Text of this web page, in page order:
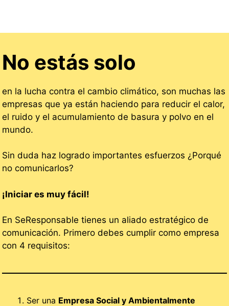
No estás solo
en la lucha contra el cambio climático, son muchas las
empresas que ya están haciendo para reducir el calor,
el ruido y el acumulamiento de basura y polvo en el
mundo.
Sin duda haz logrado importantes esfuerzos ¿Porqué
no comunicarlos?
¡Iniciar es muy fácil!
En SeResponsable tienes un aliado estratégico de
comunicación. Primero debes cumplir como empresa
con 4 requisitos:
Ser una Empresa Social y Ambientalmente